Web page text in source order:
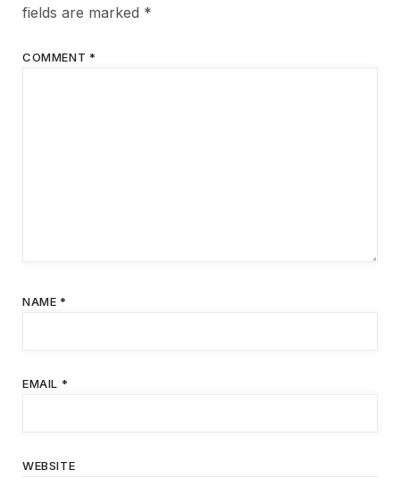
fields are marked *
COMMENT *
NAME *
EMAIL *
WEBSITE